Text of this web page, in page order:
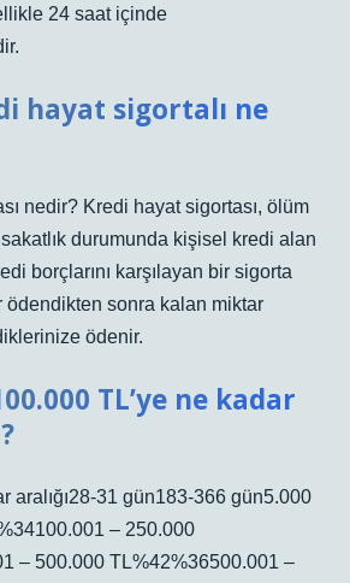
24 saat içinde
hayat sigortalı ne
nedir? Kredi hayat sigortası, ölüm
sakatlık durumunda kişisel kredi alan
borçlarını karşılayan bir sigorta
ödendikten sonra kalan miktar
ödenir.
TL’ye ne kadar
aralığı28-31 gün183-366 gün5.000
– 250.000
– 500.000 TL%42%36500.001 –